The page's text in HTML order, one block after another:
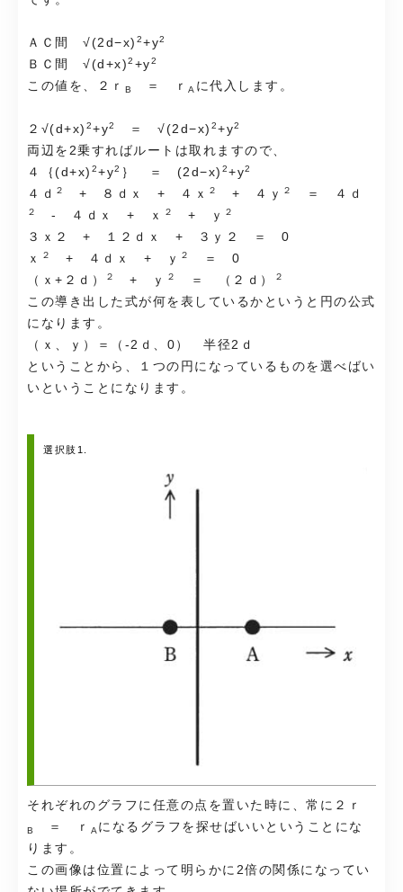
ＡＣ間 √(2d−x) 2+y2
ＢＣ間 √(d+x)2 +y2
この値を、２ｒ B ＝ ｒ A に代入します。
２√(d+x) 2+y2 ＝ √(2d−x) 2+y2
両辺を2乗すればルートは取れますので、
４｛(d+x) 2+y2 ｝ ＝ (2d−x) 2+y2
４ｄ ２ + ８ｄｘ + ４ｘ ２ + ４ｙ ２ ＝ ４ｄ
２ - ４ｄｘ + ｘ ２ + ｙ ２
３ｘ２ + １２ｄｘ + ３ｙ２ ＝ 0
ｘ
２ + ４ｄｘ + ｙ ２
＝ 0
（ｘ+２ｄ）
２ + ｙ ２ ＝ （２ｄ） ２
この導き出した式が何を表しているかというと円の公式
になります。
（ｘ、ｙ）＝（-2ｄ、0） 半径2ｄ
ということから、１つの円になっているものを選べばい
いということになります。
選択肢1.
それぞれのグラフに任意の点を置いた時に、常に２ｒ
B ＝ ｒ A になるグラフを探せばいいということにな
ります。
この画像は位置によって明らかに2倍の関係になってい